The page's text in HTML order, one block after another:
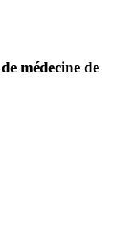
médecine de